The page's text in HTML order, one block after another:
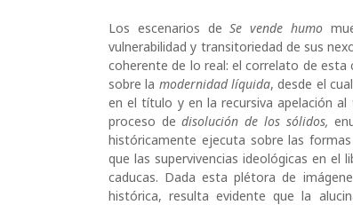
Los escenarios deSe vende humo
vulnerabilidad y transitoriedad de sus
coherente de lo real: el correlato de
sobre la modernidad líquida, desde el
en el título y en la recursiva apelación al
proceso dedisolución de los sólidos,
históricamente ejecuta sobre las
que las supervivencias ideológicas en el
caducas. Dada esta plétora de
histórica, resulta evidente que la